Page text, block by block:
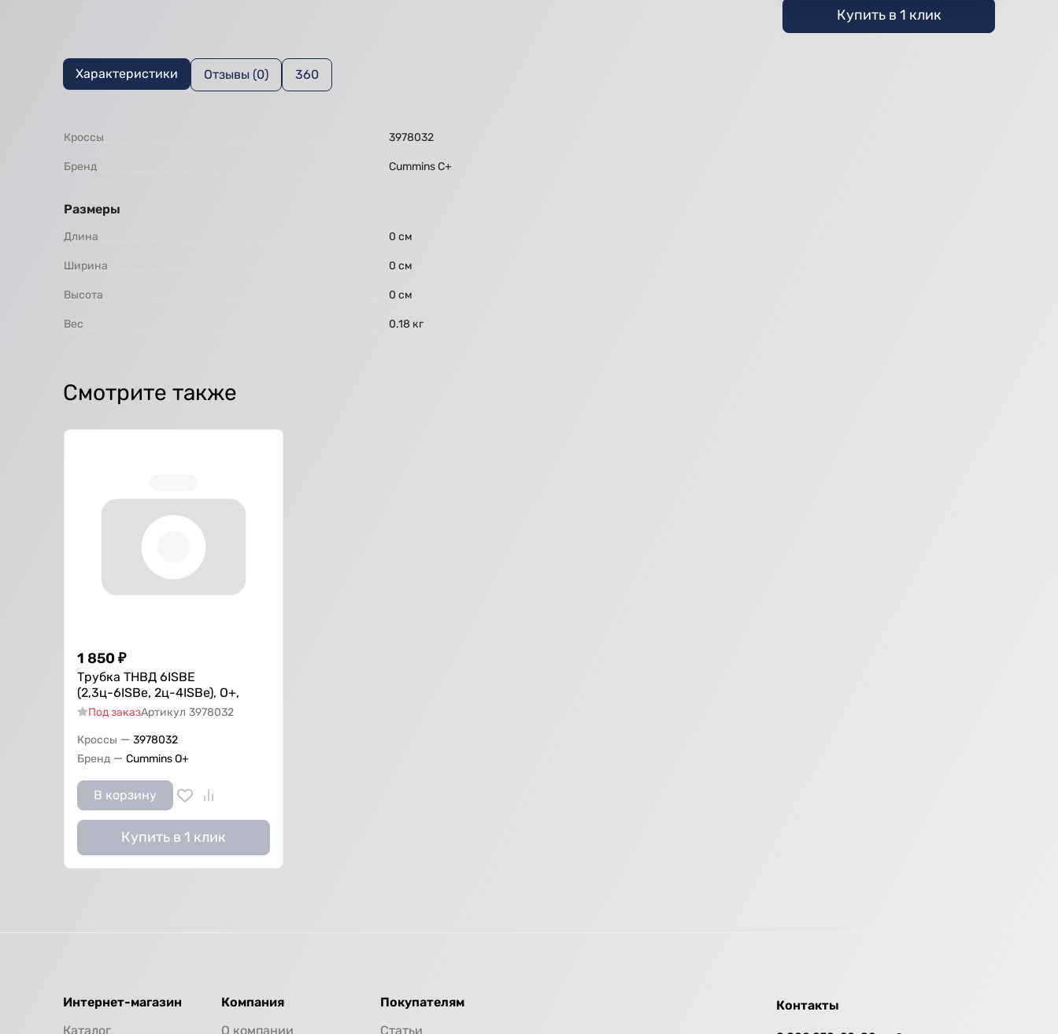
Купить в 1 клик
Характеристики Отзывы (0) 360
Кроссы 3978032
Бренд Cummins C+
Размеры
Длина 0 см
Ширина 0 см
Высота 0 см
Вес 0.18 кг
Смотрите также
1 850 ₽
Трубка ТНВД 6ISBE
(2,3ц-6ISBe, 2ц-4ISBe), О+,
Под заказАртикул 3978032
Кроссы — 3978032
Бренд — Cummins O+
В корзину
Купить в 1 клик
Интернет-магазин
Каталог
Компания
О компании
Покупателям
Статьи
Контакты